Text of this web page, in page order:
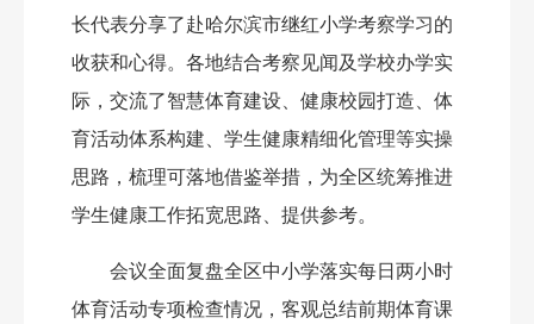
长代表分享了赴哈尔滨市继红小学考察学习的
收获和心得。各地结合考察见闻 及学校办学实
际， 交流了智慧体育建设、健康校园打造、体
育活动体系构建、学生健康精细化管理等实操
思路，梳理可落地借鉴举措，为全区统筹推进
学生健康工作拓宽思路、提供参考。
会议全面复盘全区中小学落实每日两小时
体育活动专项检查情况，客观总结前期体育课